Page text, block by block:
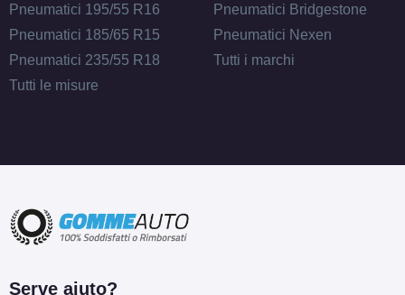
Pneumatici 195/55 R16
Pneumatici 185/65 R15
Pneumatici 235/55 R18
Tutti le misure
Pneumatici Bridgestone
Pneumatici Nexen
Tutti i marchi
Serve aiuto?